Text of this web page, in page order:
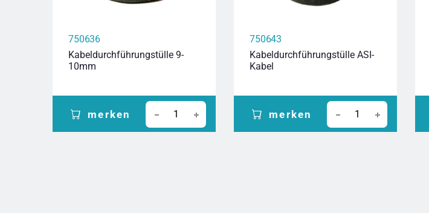
750636
Kabeldurchführungstülle 9-
10mm
merken
750643
Kabeldurchführungstülle ASI-
Kabel
merken